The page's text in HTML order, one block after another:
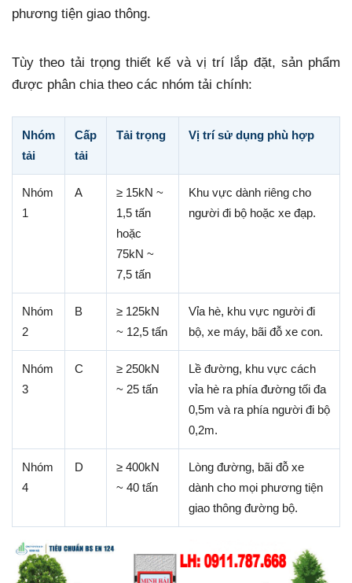
phương tiện giao thông.
Tùy theo tải trọng thiết kế và vị trí lắp đặt, sản phẩm
được phân chia theo các nhóm tải chính:
Nhóm
tải
Cấp
tải
Tải trọng Vị trí sử dụng phù hợp
Nhóm
1
A
≥ 15kN ~
1,5 tấn
hoặc
75kN ~
7,5 tấn
Khu vực dành riêng cho
người đi bộ hoặc xe đạp.
Nhóm
2
B
≥ 125kN
~ 12,5 tấn
Vỉa hè, khu vực người đi
bộ, xe máy, bãi đỗ xe con.
Nhóm
3
C
≥ 250kN
~ 25 tấn
Lề đường, khu vực cách
vỉa hè ra phía đường tối đa
0,5m và ra phía người đi bộ
0,2m.
Nhóm
4
D
≥ 400kN
~ 40 tấn
Lòng đường, bãi đỗ xe
dành cho mọi phương tiện
giao thông đường bộ.